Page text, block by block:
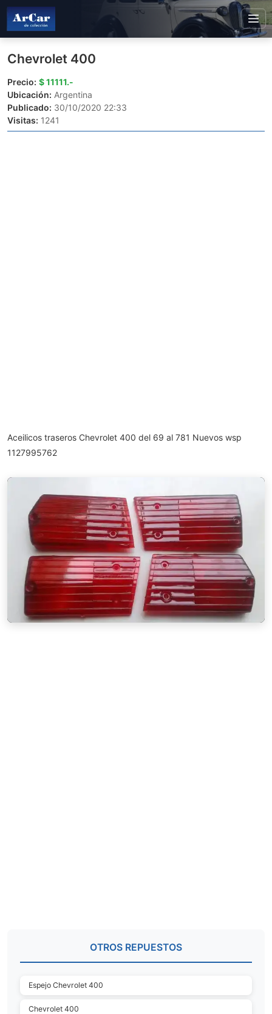
Chevrolet 400
Precio: $ 11111.-
Ubicación: Argentina
Publicado: 30/10/2020 22:33
Visitas: 1241
Aceilicos traseros Chevrolet 400 del 69 al 781 Nuevos wsp
1127995762
OTROS REPUESTOS
Espejo Chevrolet 400
Chevrolet 400